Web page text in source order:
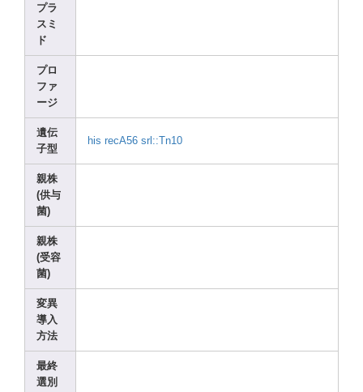
プラ
スミ
ド
プロ
ファ
ージ
遺伝
子型
his recA56 srl:: Tn10
親株
(供与
菌)
親株
(受容
菌)
変異
導入
方法
最終
選別